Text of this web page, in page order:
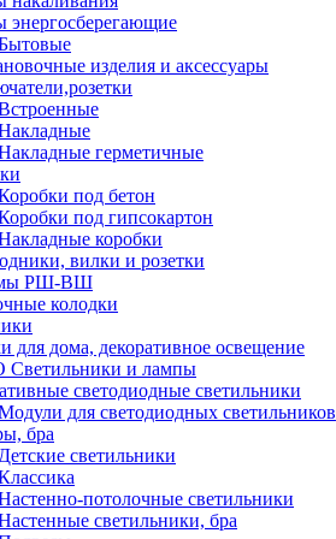
энергосберегающие
изделия и аксессуары
герметичные
под бетон
под гипсокартон
коробки
вилки и розетки
РШ-ВШ
колодки
для дома, декоративное освещение
и лампы
светодиодные светильники
для светодиодных светильников
бра
Детские светильники
потолочные светильники
светильники, бра